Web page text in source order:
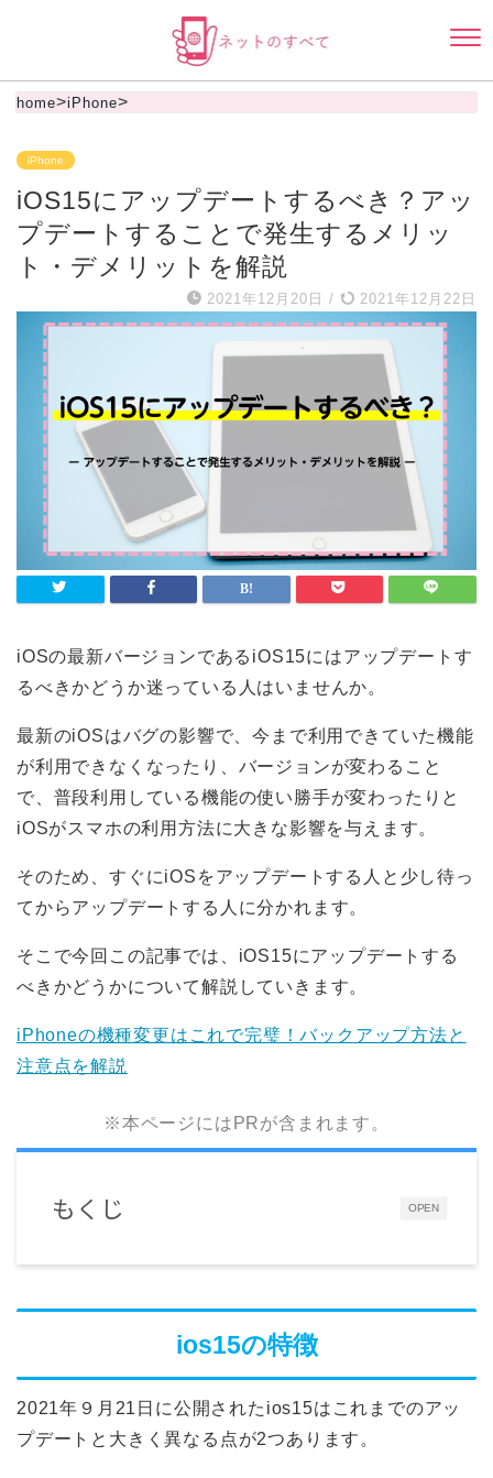
home>iPhone>
iPhone
iOS15にアップデートするべき？アッ
プデートすることで発生するメリッ
ト・デメリットを解説
2021年12月20日 / 2021年12月22日
iOSの最新バージョンであるiOS15にはアップデートす
るべきかどうか迷っている人はいませんか。
最新のiOSはバグの影響で、今まで利用できていた機能
が利用できなくなったり、バージョンが変わること
で、普段利用している機能の使い勝手が変わったりと
iOSがスマホの利用方法に大きな影響を与えます。
そのため、すぐにiOSをアップデートする人と少し待っ
てからアップデートする人に分かれます。
そこで今回この記事では、iOS15にアップデートする
べきかどうかについて解説していきます。
iPhoneの機種変更はこれで完璧！バックアップ方法と
注意点を解説
※本ページにはPRが含まれます。
OPEN
もくじ
ios15の特徴
2021年９月21日に公開されたios15はこれまでのアッ
プデートと大きく異なる点が2つあります。